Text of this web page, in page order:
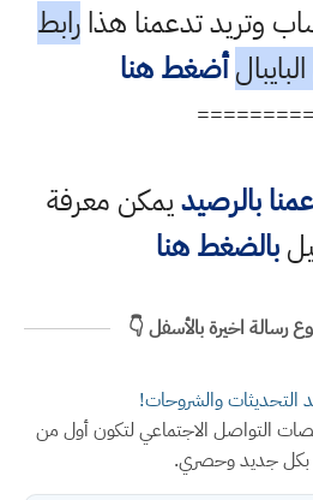
وتريد تدعمنا هذارابط
أضغط هنا
بالرصيديمكن معرفة
بالضغط هنا
رسالة اخيرة بالأسفل 👇
التحديثات والشروحات!
التواصل الاجتماعي لتكون أول من
جديد وحصري.